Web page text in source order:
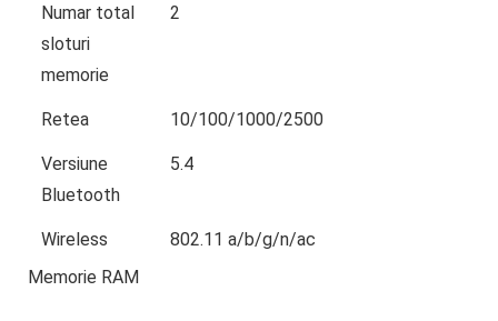
Numar total
sloturi
memorie
2
Retea 10/100/1000/2500
Versiune
Bluetooth
5.4
Wireless
802.11 a/b/g/n/ac
Memorie RAM